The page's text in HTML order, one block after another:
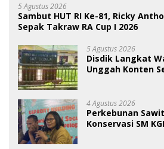
5 Agustus 2026
Sambut HUT RI Ke-81, Ricky
Sepak Takraw RA Cup I 2026
5 Agustus 2026
Disdik Langkat
Unggah Konten
4 Agustus 2026
Perkebunan
Konservasi SM